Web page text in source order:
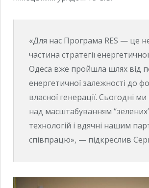
«Для нас Програма RES — це
частина стратегії енергетичної
Одеса вже пройшла шлях від
енергетичної залежності до
власної генерації. Сьогодні
над масштабуванням
технологій і вдячні нашим
співпрацю», — підкреслив